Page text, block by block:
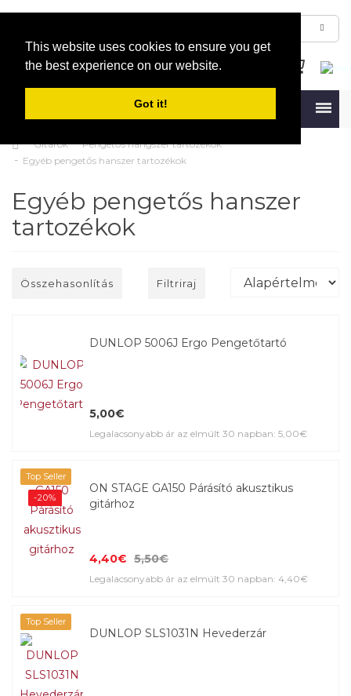
This website uses cookies to ensure you get
the best experience on our website.
Got it!
Gitárok
Pengetős hangszer tartozékok
Egyéb pengetős hanszer tartozékok
Egyéb pengetős hanszer
tartozékok
Összehasonlítás Filtriraj
DUNLOP 5006J Ergo Pengetőtartó
5,00€
Legalacsonyabb ár az elmúlt 30 napban: 5,00€
Top Seller
-20%
ON STAGE GA150 Párásító akusztikus
gitárhoz
4,40€ 5,50€
Legalacsonyabb ár az elmúlt 30 napban: 4,40€
Top Seller
DUNLOP SLS1031N Hevederzár